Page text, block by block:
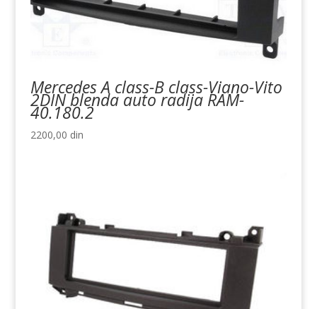
Mercedes A class-B class-Viano-Vito
2DIN blenda auto radija RAM-
40.180.2
2200,00 din